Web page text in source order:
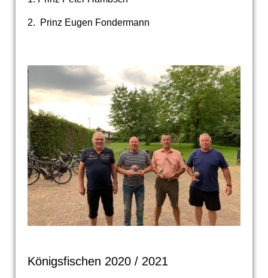
2. Prinz Eugen Fondermann
Königsfischen 2020 / 2021